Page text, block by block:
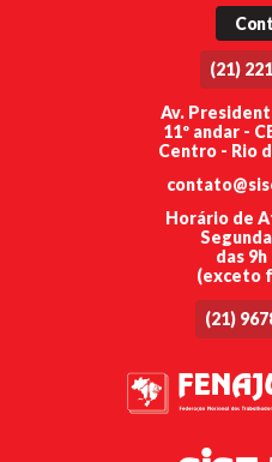
(21)
Av.
11º andar -
Centro - Rio
Horário de
das 9h
(exceto
(21)